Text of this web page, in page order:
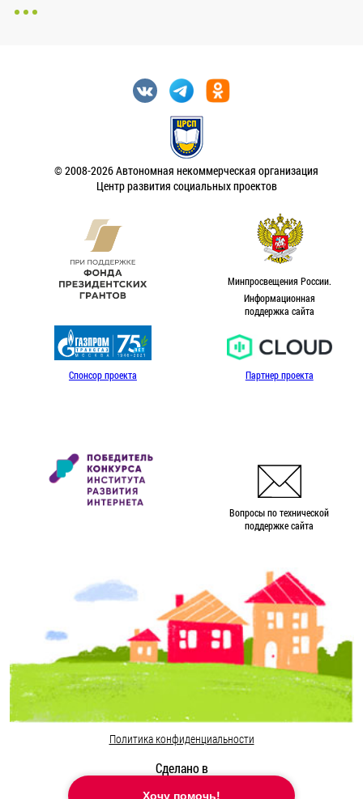
Хочу помочь!
© 2008-2026 Автономная некоммерческая организация
Центр развития социальных проектов
Минпросвещения России.
Информационная
поддержка сайта
Спонсор проекта Партнер проекта
Вопросы по технической
поддержке сайта
Политика конфиденциальности
Сделано в